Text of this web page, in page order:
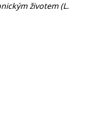
životem (L.